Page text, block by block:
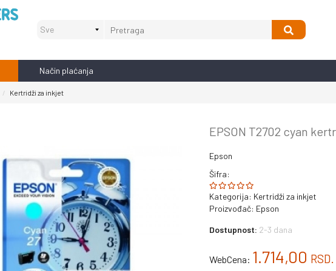
Način plaćanja
Kertridži za inkjet
EPSON T2702 cyan
Epson
Šifra:
Kategorija: Kertridži za inkjet
Proizvođač: Epson
Dostupnost: 2-3 dana
WebCena: 1.714,00 RSD.